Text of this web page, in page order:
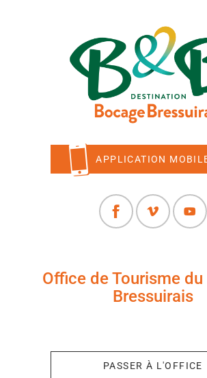
APPLICATION
Office de Tourisme
Bressuirais
PASSER À L'OFFICE